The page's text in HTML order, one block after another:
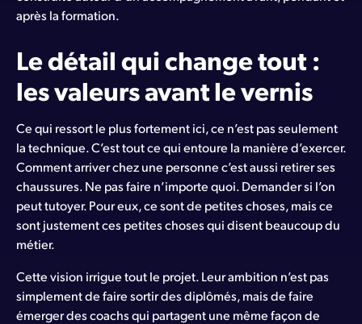
après la formation.
Le détail qui change tout :
les valeurs avant le vernis
Ce qui ressort le plus fortement ici, ce n’est pas seulement
la technique. C’est tout ce qui entoure la manière d’exercer.
Comment arriver chez une personne c’est aussi retirer ses
chaussures. Ne pas faire n’importe quoi. Demander si l’on
peut tutoyer. Pour eux, ce sont de petites choses, mais ce
sont justement ces petites choses qui disent beaucoup du
métier.
Cette vision irrigue tout le projet. Leur ambition n’est pas
simplement de faire sortir des diplômés, mais de faire
émerger des coachs qui partagent une même façon de